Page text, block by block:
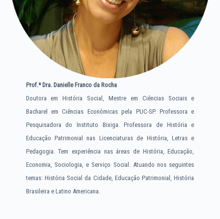
Prof.ª Dra. Danielle Franco da Rocha
Doutora em História Social, Mestre em Ciências Sociais e
Bacharel em Ciências Econômicas pela PUC-SP. Professora e
Pesquisadora do Instituto Bixiga. Professora de História e
Educação Patrimonial nas Licenciaturas de História, Letras e
Pedagogia. Tem experiência nas áreas de História, Educação,
Economia, Sociologia, e Serviço Social. Atuando nos seguintes
temas: História Social da Cidade, Educação Patrimonial, História
Brasileira e Latino Americana.